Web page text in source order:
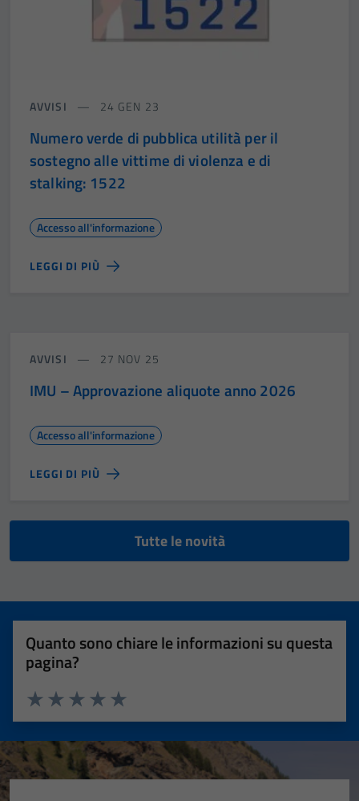
AVVISI 24 GEN 23
Numero verde di pubblica utilità per il
sostegno alle vittime di violenza e di
stalking: 1522
Accesso all'informazione
LEGGI DI PIÙ
AVVISI 27 NOV 25
IMU – Approvazione aliquote anno 2026
Accesso all'informazione
LEGGI DI PIÙ
Tutte le novità
Quanto sono chiare le informazioni su questa
pagina?
Valuta 5 stelle su 5
Valuta 4 stelle su 5
Valuta 3 stelle su 5
Valuta 2 stelle su 5
Valuta 1 stelle su 5